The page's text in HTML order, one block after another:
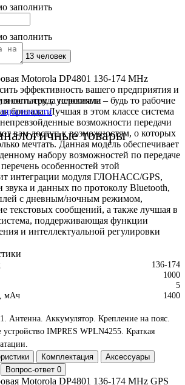
заполнить
заполнить
согласен с условиями
товары
13 человек
Motorola DP4801 136-174 MHz
эффективность вашего предприятия и
труда персонала – будь то рабочие
бригада. Лучшая в этом классе система
возможности передачи
вам доступ к возможностям, о которых
мечтать. Данная модель обеспечивает
набору возможностей по передаче
особенностей этой
интеграции модуля ГЛОНАСС/GPS,
звука и данных по протоколу Bluetooth,
с дневным/ночным режимом,
текстовых сообщений, а также лучшая в
поддерживающая функции
и интеллектуальной регулировки
136-174
1000
5
мАч
1400
Антенна. Аккумулятор. Крепление на пояс.
устройство IMPRES WPLN4255. Краткая
Комплектация
Аксессуары
Вопрос-ответ 0
Motorola DP4801 136-174 MHz GPS